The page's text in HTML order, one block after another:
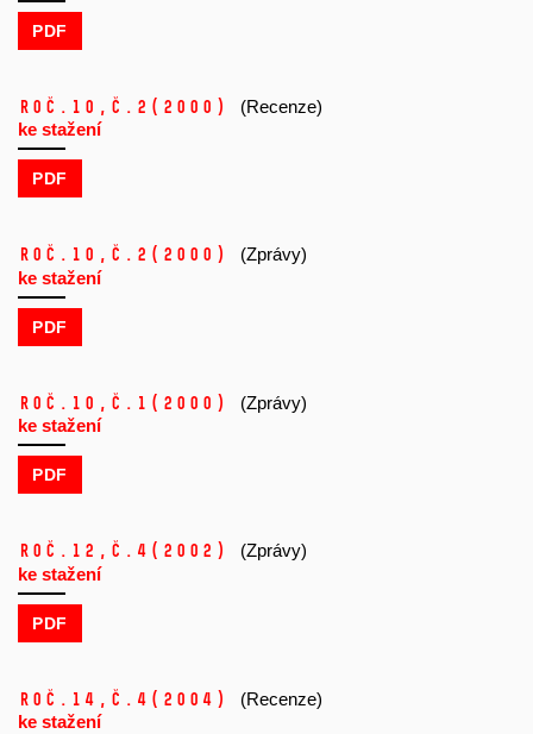
PDF
Roč.10, č.2 (2000)
(Recenze)
ke stažení
PDF
Roč.10, č.2 (2000)
(Zprávy)
ke stažení
PDF
Roč.10, č.1 (2000)
(Zprávy)
ke stažení
PDF
Roč.12, č.4 (2002)
(Zprávy)
ke stažení
PDF
Roč.14, č.4 (2004)
(Recenze)
ke stažení